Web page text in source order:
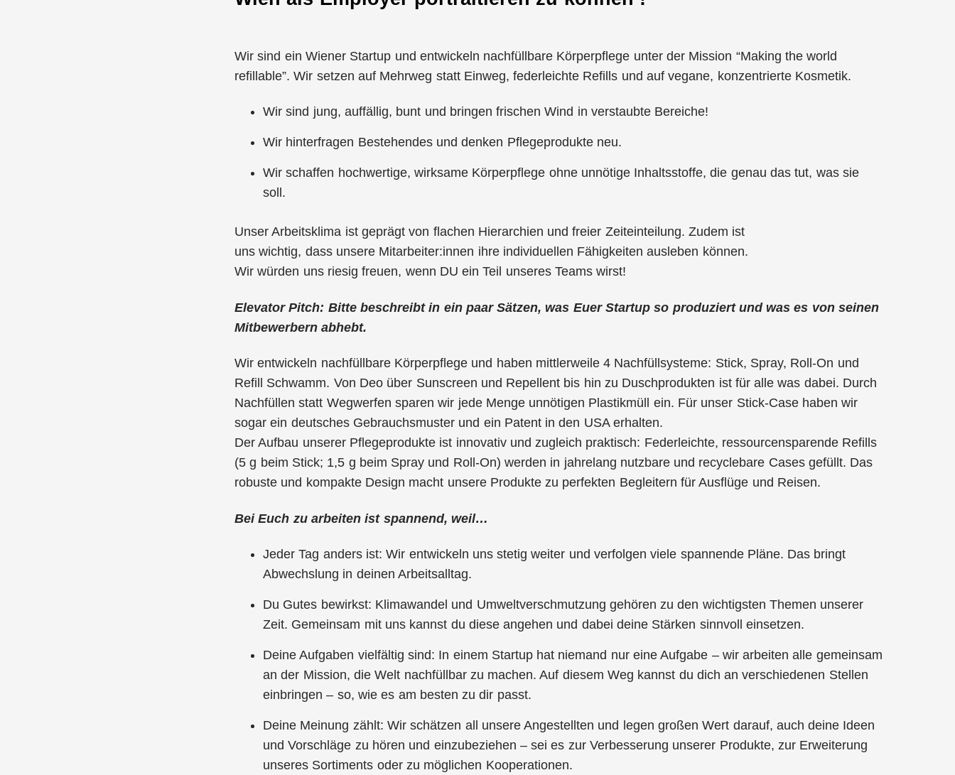
Wir sind ein Wiener Startup und entwickeln nachfüllbare Körperpflege unter der Mission “Making the world
refillable”. Wir setzen auf Mehrweg statt Einweg, federleichte Refills und auf vegane, konzentrierte Kosmetik.
Wir sind jung, auffällig, bunt und bringen frischen Wind in verstaubte Bereiche!
Wir hinterfragen Bestehendes und denken Pflegeprodukte neu.
Wir schaffen hochwertige, wirksame Körperpflege ohne unnötige Inhaltsstoffe, die genau das tut, was sie
soll.
Unser Arbeitsklima ist geprägt von flachen Hierarchien und freier Zeiteinteilung. Zudem ist
uns wichtig, dass unsere Mitarbeiter:innen ihre individuellen Fähigkeiten ausleben können.
Wir würden uns riesig freuen, wenn DU ein Teil unseres Teams wirst!
Elevator Pitch: Bitte beschreibt in ein paar Sätzen, was Euer Startup so produziert und was es von seinen
Mitbewerbern abhebt.
Wir entwickeln nachfüllbare Körperpflege und haben mittlerweile 4 Nachfüllsysteme: Stick, Spray, Roll-On und
Refill Schwamm. Von Deo über Sunscreen und Repellent bis hin zu Duschprodukten ist für alle was dabei. Durch
Nachfüllen statt Wegwerfen sparen wir jede Menge unnötigen Plastikmüll ein. Für unser Stick-Case haben wir
sogar ein deutsches Gebrauchsmuster und ein Patent in den USA erhalten.
Der Aufbau unserer Pflegeprodukte ist innovativ und zugleich praktisch: Federleichte, ressourcensparende Refills
(5 g beim Stick; 1,5 g beim Spray und Roll-On) werden in jahrelang nutzbare und recyclebare Cases gefüllt. Das
robuste und kompakte Design macht unsere Produkte zu perfekten Begleitern für Ausflüge und Reisen.
Bei Euch zu arbeiten ist spannend, weil…
Jeder Tag anders ist: Wir entwickeln uns stetig weiter und verfolgen viele spannende Pläne. Das bringt
Abwechslung in deinen Arbeitsalltag.
Du Gutes bewirkst: Klimawandel und Umweltverschmutzung gehören zu den wichtigsten Themen unserer
Zeit. Gemeinsam mit uns kannst du diese angehen und dabei deine Stärken sinnvoll einsetzen.
Deine Aufgaben vielfältig sind: In einem Startup hat niemand nur eine Aufgabe – wir arbeiten alle gemeinsam
an der Mission, die Welt nachfüllbar zu machen. Auf diesem Weg kannst du dich an verschiedenen Stellen
einbringen – so, wie es am besten zu dir passt.
Deine Meinung zählt: Wir schätzen all unsere Angestellten und legen großen Wert darauf, auch deine Ideen
und Vorschläge zu hören und einzubeziehen – sei es zur Verbesserung unserer Produkte, zur Erweiterung
unseres Sortiments oder zu möglichen Kooperationen.